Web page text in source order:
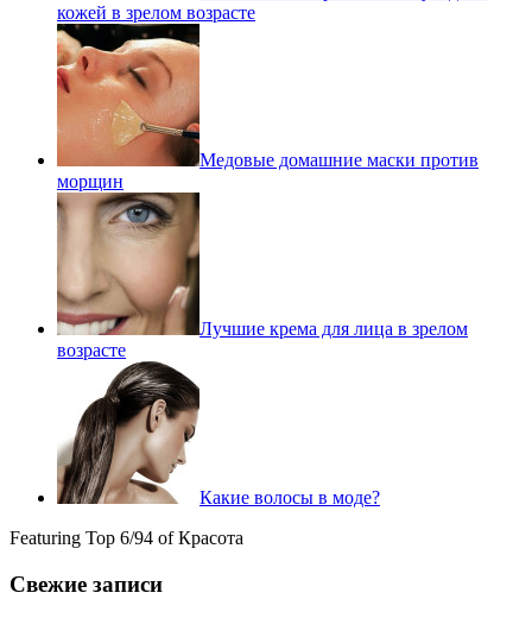
кожей в зрелом возрасте
Медовые домашние маски против
морщин
Лучшие крема для лица в зрелом
возрасте
Какие волосы в моде?
Featuring Top 6/94 of Красота
Свежие записи